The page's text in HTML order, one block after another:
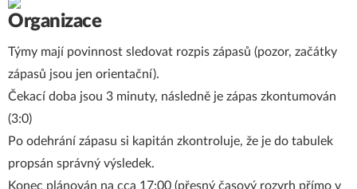
Organizace
Týmy mají povinnost sledovat rozpis zápasů (pozor, začátky
zápasů jsou jen orientační).
Čekací doba jsou 3 minuty, následně je zápas zkontumován
(3:0)
Po odehrání zápasu si kapitán zkontroluje, že je do tabulek
propsán správný výsledek.
Konec plánován na cca 17:00 (přesný časový rozvrh přímo v